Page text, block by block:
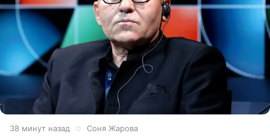
39 минут назад Соня Жарова